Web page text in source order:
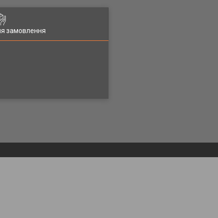
замовлення